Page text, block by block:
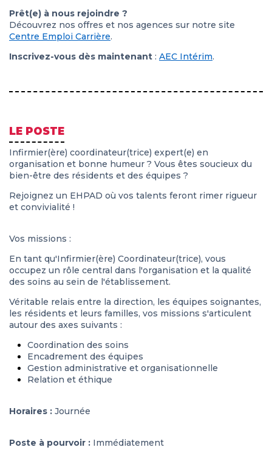
Prêt(e) à nous rejoindre ?
Découvrez nos offres et nos agences sur notre site
Centre Emploi Carrière.
Inscrivez-vous dès maintenant : AEC Intérim.
LE POSTE
Infirmier(ère) coordinateur(trice) expert(e) en
organisation et bonne humeur ? Vous êtes soucieux du
bien-être des résidents et des équipes ?
Rejoignez un EHPAD où vos talents feront rimer rigueur
et convivialité !
Vos missions :
En tant qu'Infirmier(ère) Coordinateur(trice), vous
occupez un rôle central dans l'organisation et la qualité
des soins au sein de l'établissement.
Véritable relais entre la direction, les équipes soignantes,
les résidents et leurs familles, vos missions s'articulent
autour des axes suivants :
Coordination des soins
Encadrement des équipes
Gestion administrative et organisationnelle
Relation et éthique
Horaires : Journée
Poste à pourvoir : Immédiatement